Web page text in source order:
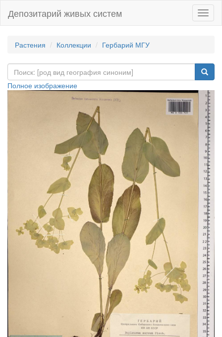
Депозитарий живых систем
Растения Коллекции Гербарий МГУ
Полное изображение